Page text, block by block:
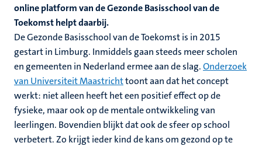
online platform van de Gezonde Basisschool van de
Toekomst helpt daarbij.
De Gezonde Basisschool van de Toekomst is in 2015
gestart in Limburg. Inmiddels gaan steeds meer scholen
en gemeenten in Nederland ermee aan de slag.Onderzoek
van Universiteit Maastrichttoont aan dat het concept
werkt: niet alleen heeft het een positief effect op de
fysieke, maar ook op de mentale ontwikkeling van
leerlingen. Bovendien blijkt dat ook de sfeer op school
verbetert. Zo krijgt ieder kind de kans om gezond op te